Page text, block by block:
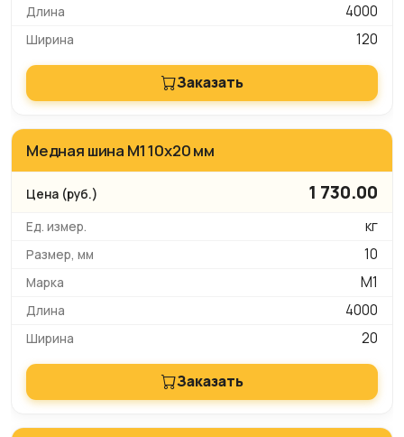
4000
120
Заказать
Медная шина М1 10х20 мм
1 730.00
кг
10
М1
4000
20
Заказать